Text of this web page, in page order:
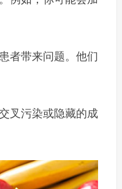
者带来问题。他们
叉污染或隐藏的成